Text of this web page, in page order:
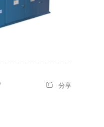
分享